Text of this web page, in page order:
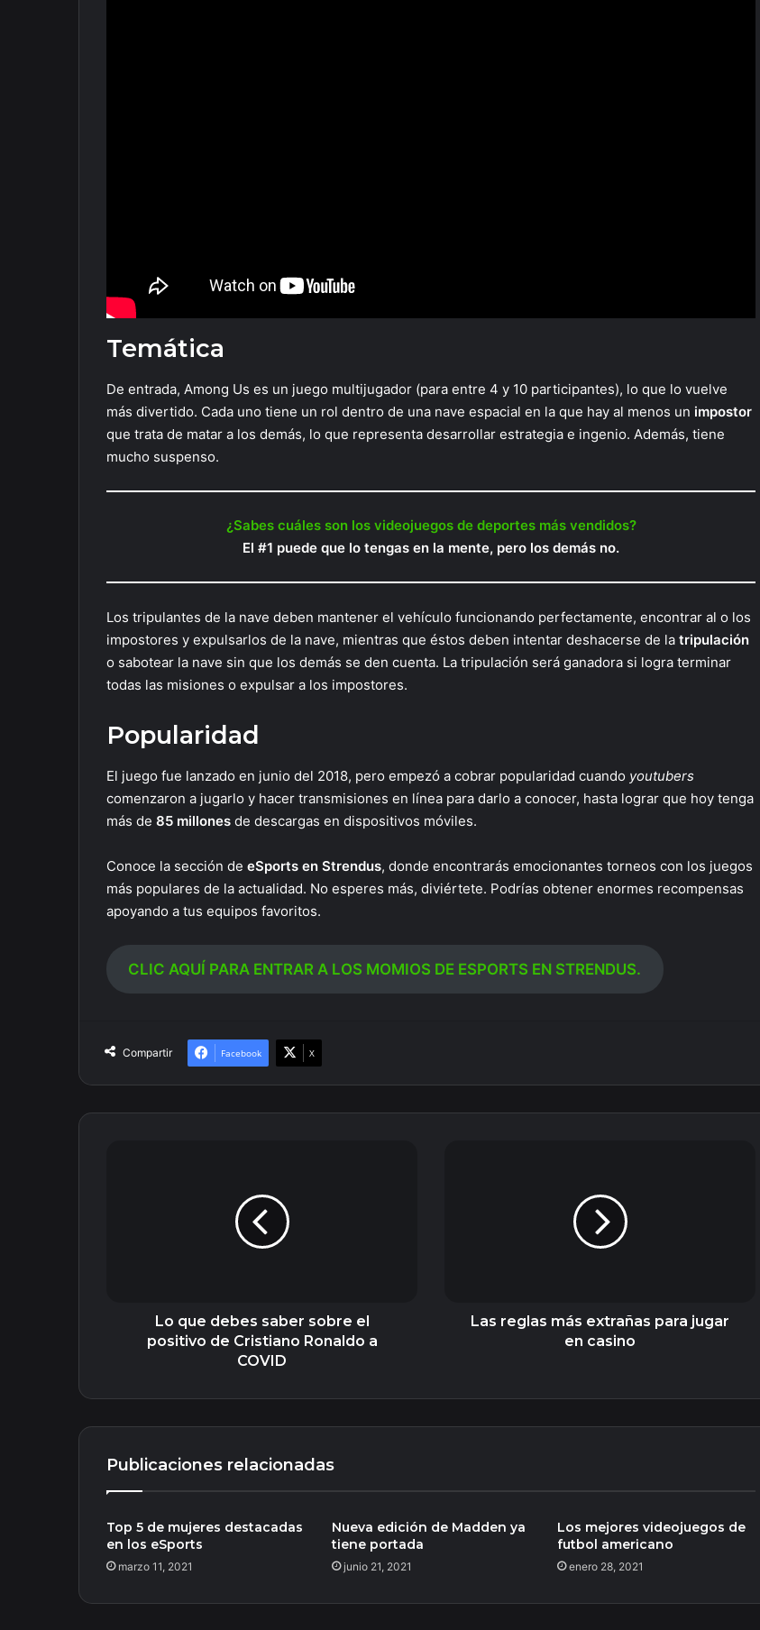
Temática
De entrada, Among Us es un juego multijugador (para entre 4 y 10 participantes), lo que lo vuelve
más divertido. Cada uno tiene un rol dentro de una nave espacial en la que hay al menos un impostor
que trata de matar a los demás, lo que representa desarrollar estrategia e ingenio. Además, tiene
mucho suspenso.
¿Sabes cuáles son los videojuegos de deportes más vendidos?
El #1 puede que lo tengas en la mente, pero los demás no.
Los tripulantes de la nave deben mantener el vehículo funcionando perfectamente, encontrar al o los
impostores y expulsarlos de la nave, mientras que éstos deben intentar deshacerse de la tripulación
o sabotear la nave sin que los demás se den cuenta. La tripulación será ganadora si logra terminar
todas las misiones o expulsar a los impostores.
Popularidad
El juego fue lanzado en junio del 2018, pero empezó a cobrar popularidad cuando youtubers
comenzaron a jugarlo y hacer transmisiones en línea para darlo a conocer, hasta lograr que hoy tenga
más de 85 millones de descargas en dispositivos móviles.
Conoce la sección de eSports en Strendus, donde encontrarás emocionantes torneos con los juegos
más populares de la actualidad. No esperes más, diviértete. Podrías obtener enormes recompensas
apoyando a tus equipos favoritos.
CLIC AQUÍ PARA ENTRAR A LOS MOMIOS DE ESPORTS EN STRENDUS.
Compartir Facebook X
Lo que debes saber sobre el
positivo de Cristiano Ronaldo a
COVID
Las reglas más extrañas para jugar
en casino
Publicaciones relacionadas
Top 5 de mujeres destacadas
en los eSports
marzo 11, 2021
Nueva edición de Madden ya
tiene portada
junio 21, 2021
Los mejores videojuegos de
futbol americano
enero 28, 2021